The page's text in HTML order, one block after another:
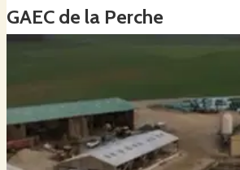
GAEC de la Perche